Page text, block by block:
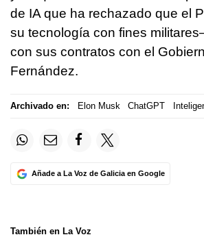
de IA que ha rechazado que el
su tecnología con fines
con sus contratos con el
Fernández.
Archivado en: Elon Musk ChatGPT
Añade a La Voz de Galicia en Google
También en La Voz